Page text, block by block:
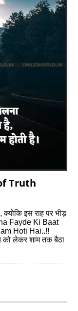
Truth
क्योकि इस राह पर भीड़
Fayde Ki Baat
Hoti Hai..!!
को लेकर शाम तक बैठा